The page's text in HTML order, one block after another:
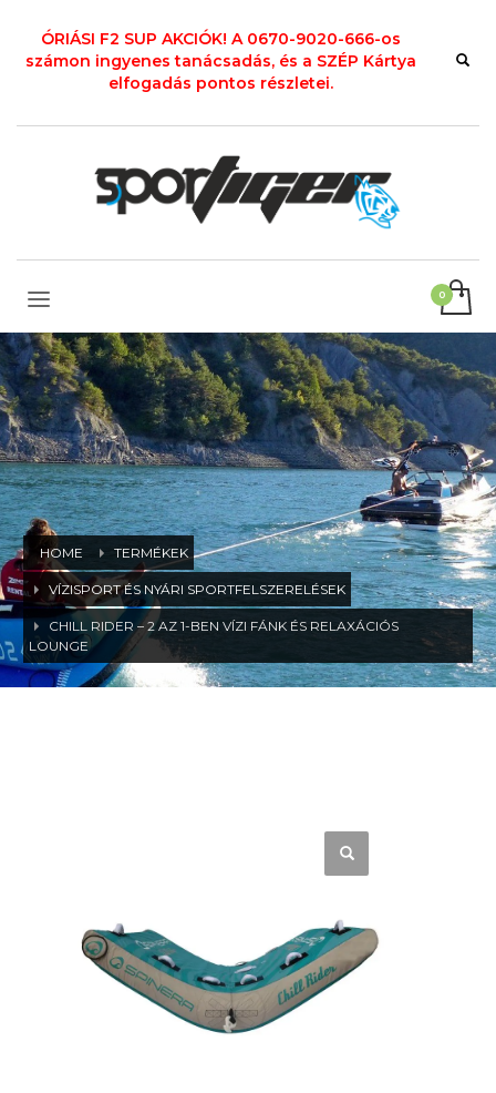
ÓRIÁSI F2 SUP AKCIÓK! A 0670-9020-666-os
számon ingyenes tanácsadás, és a SZÉP Kártya
elfogadás pontos részletei.
HOME TERMÉKEK
VÍZISPORT ÉS NYÁRI SPORTFELSZERELÉSEK
CHILL RIDER – 2 AZ 1-BEN VÍZI FÁNK ÉS RELAXÁCIÓS
LOUNGE